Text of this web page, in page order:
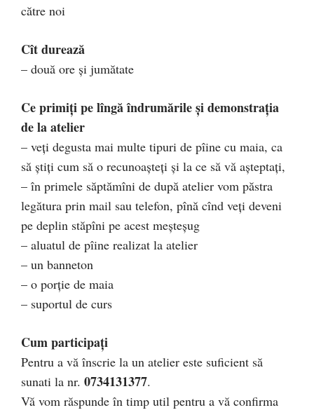
către noi
Cît durează
– două ore şi jumătate
Ce primiţi pe lîngă îndrumările şi demonstraţia
de la atelier
– veţi degusta mai multe tipuri de pîine cu maia, ca
să ştiţi cum să o recunoaşteţi şi la ce să vă aşteptaţi,
– în primele săptămîni de după atelier vom păstra
legătura prin mail sau telefon, pînă cînd veţi deveni
pe deplin stăpîni pe acest meşteşug
– aluatul de pîine realizat la atelier
– un banneton
– o porţie de maia
– suportul de curs
Cum participaţi
Pentru a vă înscrie la un atelier este suficient să
sunati la nr. 0734131377.
Vă vom răspunde în timp util pentru a vă confirma